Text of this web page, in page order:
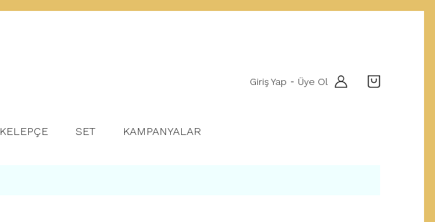
Giriş Yap - Üye Ol
KELEPÇE SET KAMPANYALAR